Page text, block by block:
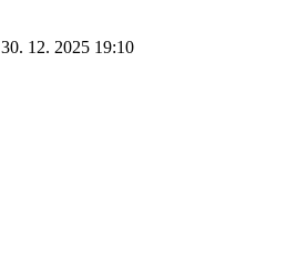
30. 12. 2025 19:10